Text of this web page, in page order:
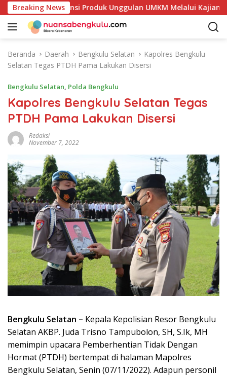
a
Breaking News
Petakan Potensi Produk Unggulan UMKM Melalui Kajian
Beranda Daerah Bengkulu Selatan
Kapolres Bengkulu
Selatan Tegas PTDH Pama Lakukan Disersi
Bengkulu Selatan, Polda Bengkulu
Kapolres Bengkulu Selatan Tegas
PTDH Pama Lakukan Disersi
Redaksi
November 7, 2022
Bengkulu Selatan – Kepala Kepolisian Resor Bengkulu
Selatan AKBP. Juda Trisno Tampubolon, SH, S.Ik, MH
memimpin upacara Pemberhentian Tidak Dengan
Hormat (PTDH) bertempat di halaman Mapolres
Bengkulu Selatan, Senin (07/11/2022). Adapun personil